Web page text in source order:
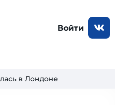
Войти
в Лондоне